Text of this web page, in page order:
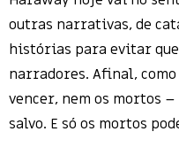
outras narrativas, de
histórias para evitar
narradores. Afinal,
vencer, nem os mortos
salvo. E só os mortos